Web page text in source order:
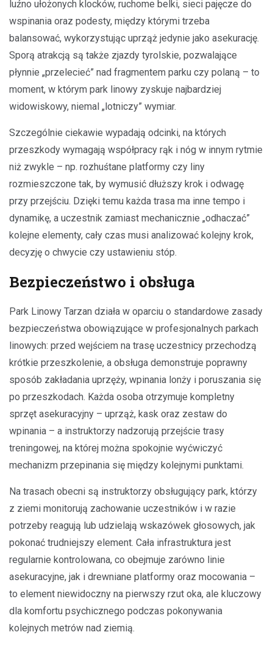
luźno ułożonych klocków, ruchome belki, sieci pajęcze do
wspinania oraz podesty, między którymi trzeba
balansować, wykorzystując uprząż jedynie jako asekurację.
Sporą atrakcją są także zjazdy tyrolskie, pozwalające
płynnie „przelecieć” nad fragmentem parku czy polaną – to
moment, w którym park linowy zyskuje najbardziej
widowiskowy, niemal „lotniczy” wymiar.
Szczególnie ciekawie wypadają odcinki, na których
przeszkody wymagają współpracy rąk i nóg w innym rytmie
niż zwykle – np. rozhuśtane platformy czy liny
rozmieszczone tak, by wymusić dłuższy krok i odwagę
przy przejściu. Dzięki temu każda trasa ma inne tempo i
dynamikę, a uczestnik zamiast mechanicznie „odhaczać”
kolejne elementy, cały czas musi analizować kolejny krok,
decyzję o chwycie czy ustawieniu stóp.
Bezpieczeństwo i obsługa
Park Linowy Tarzan działa w oparciu o standardowe zasady
bezpieczeństwa obowiązujące w profesjonalnych parkach
linowych: przed wejściem na trasę uczestnicy przechodzą
krótkie przeszkolenie, a obsługa demonstruje poprawny
sposób zakładania uprzęży, wpinania lonży i poruszania się
po przeszkodach. Każda osoba otrzymuje kompletny
sprzęt asekuracyjny – uprząż, kask oraz zestaw do
wpinania – a instruktorzy nadzorują przejście trasy
treningowej, na której można spokojnie wyćwiczyć
mechanizm przepinania się między kolejnymi punktami.
Na trasach obecni są instruktorzy obsługujący park, którzy
z ziemi monitorują zachowanie uczestników i w razie
potrzeby reagują lub udzielają wskazówek głosowych, jak
pokonać trudniejszy element. Cała infrastruktura jest
regularnie kontrolowana, co obejmuje zarówno linie
asekuracyjne, jak i drewniane platformy oraz mocowania –
to element niewidoczny na pierwszy rzut oka, ale kluczowy
dla komfortu psychicznego podczas pokonywania
kolejnych metrów nad ziemią.